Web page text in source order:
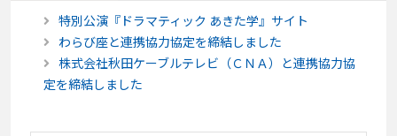
特別公演『ドラマティック あきた学』サイト
わらび座と連携協力協定を締結しました
株式会社秋田ケーブルテレビ（ＣＮＡ）と連携協力協
定を締結しました